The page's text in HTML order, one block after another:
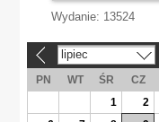
Wydanie: 13524
lipiec
PN WT ŚR CZ
1
2